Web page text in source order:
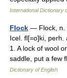
International Dictionary
Flock — Flock, n.
Icel. fl[=o]ki, perh.
1. A lock of wool
saddle, put a
Dictionary of English